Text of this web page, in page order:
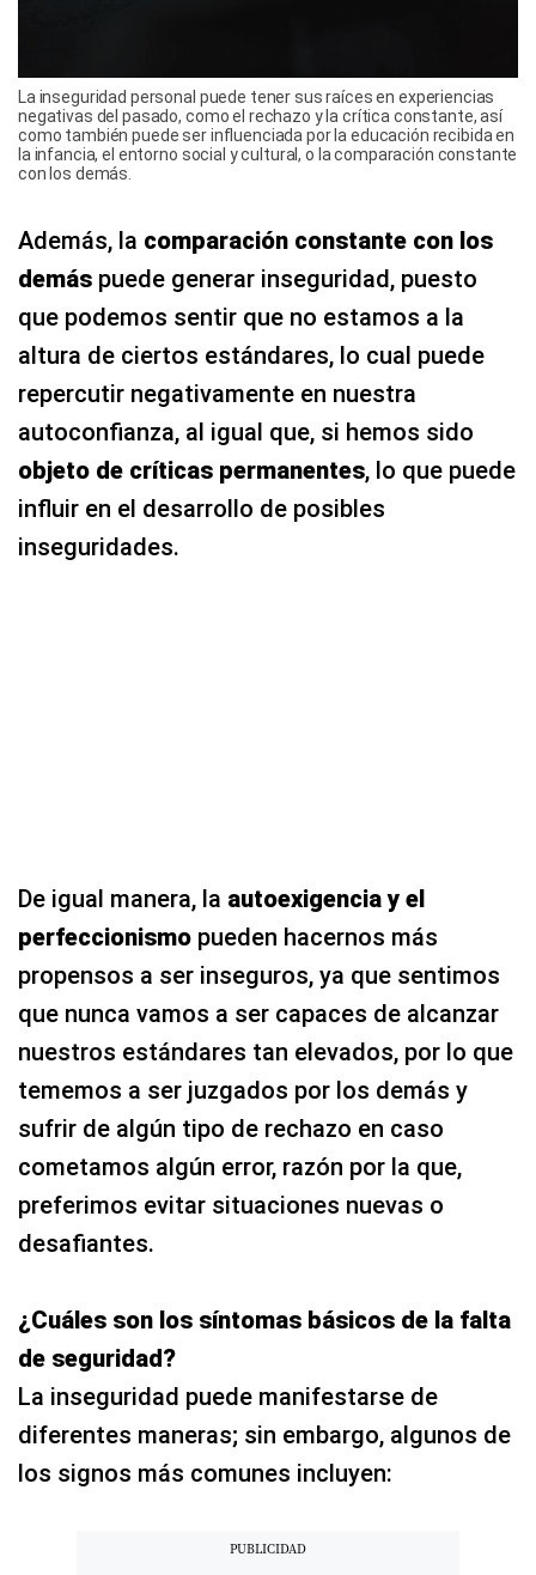
La inseguridad personal puede tener sus raíces en experiencias
negativas del pasado, como el rechazo y la crítica constante, así
como también puede ser influenciada por la educación recibida en
la infancia, el entorno social y cultural, o la comparación constante
con los demás.
Además, la comparación constante con los
demás puede generar inseguridad, puesto
que podemos sentir que no estamos a la
altura de ciertos estándares, lo cual puede
repercutir negativamente en nuestra
autoconfianza, al igual que, si hemos sido
objeto de críticas permanentes, lo que puede
influir en el desarrollo de posibles
inseguridades.
De igual manera, la autoexigencia y el
perfeccionismo pueden hacernos más
propensos a ser inseguros, ya que sentimos
que nunca vamos a ser capaces de alcanzar
nuestros estándares tan elevados, por lo que
tememos a ser juzgados por los demás y
sufrir de algún tipo de rechazo en caso
cometamos algún error, razón por la que,
preferimos evitar situaciones nuevas o
desafiantes.
¿Cuáles son los síntomas básicos de la falta
de seguridad?
La inseguridad puede manifestarse de
diferentes maneras; sin embargo, algunos de
los signos más comunes incluyen: